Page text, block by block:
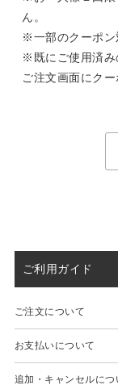
ん。
※一部のクーポン
※既にご使用済み
ご注文画面にクー
ご利用ガイド
ご注文について
お支払いについて
追加・キャンセルにつ